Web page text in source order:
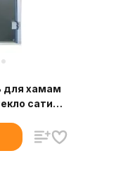
для хамам
сатин,